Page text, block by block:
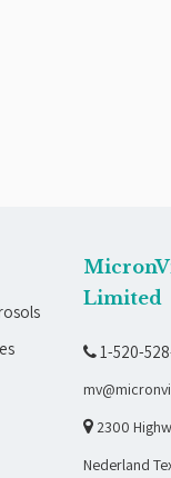
Limited
 1-520-
 2300
Nederland